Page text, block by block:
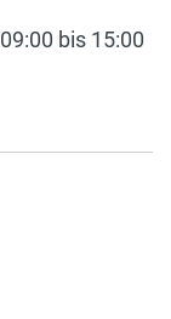
09:00 bis 15:00